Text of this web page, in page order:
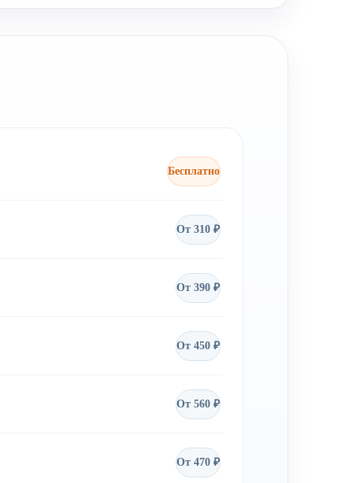
Бесплатно
От 310 ₽
От 390 ₽
От 450 ₽
От 560 ₽
От 470 ₽